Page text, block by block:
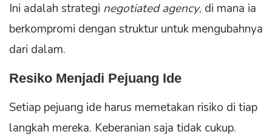
Ini adalah strategi negotiated agency, di mana ia
berkompromi dengan struktur untuk mengubahnya
dari dalam.
Resiko Menjadi Pejuang Ide
Setiap pejuang ide harus memetakan risiko di tiap
langkah mereka. Keberanian saja tidak cukup.